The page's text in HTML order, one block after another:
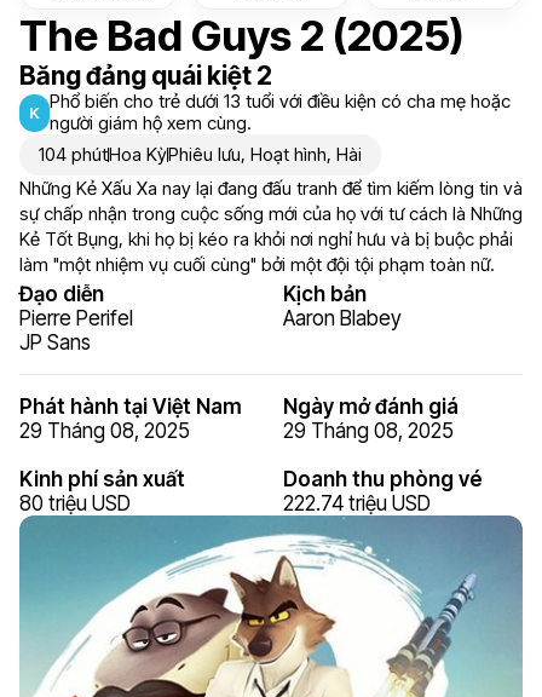
The Bad Guys 2 (2025)
Băng đảng quái kiệt 2
K Phổ biến cho trẻ dưới 13 tuổi với điều kiện có cha mẹ hoặc
người giám hộ xem cùng.
104 phútHoa KỳPhiêu lưu, Hoạt hình, Hài
Những Kẻ Xấu Xa nay lại đang đấu tranh để tìm kiếm lòng tin và
sự chấp nhận trong cuộc sống mới của họ với tư cách là Những
Kẻ Tốt Bụng, khi họ bị kéo ra khỏi nơi nghỉ hưu và bị buộc phải
làm "một nhiệm vụ cuối cùng" bởi một đội tội phạm toàn nữ.
Đạo diễn
Pierre Perifel
JP Sans
Kịch bản
Aaron Blabey
Phát hành tại Việt Nam
29 Tháng 08, 2025
Ngày mở đánh giá
29 Tháng 08, 2025
Kinh phí sản xuất
80 triệu USD
Doanh thu phòng vé
222.74 triệu USD